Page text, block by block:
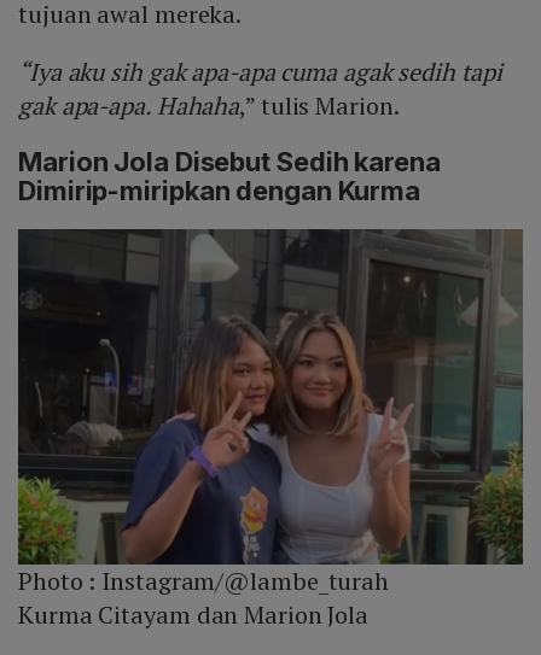
tujuan awal mereka.
“Iya aku sih gak apa-apa cuma agak sedih tapi
gak apa-apa. Hahaha,” tulis Marion.
Marion Jola Disebut Sedih karena
Dimirip-miripkan dengan Kurma
Photo : Instagram/@lambe_turah
Kurma Citayam dan Marion Jola